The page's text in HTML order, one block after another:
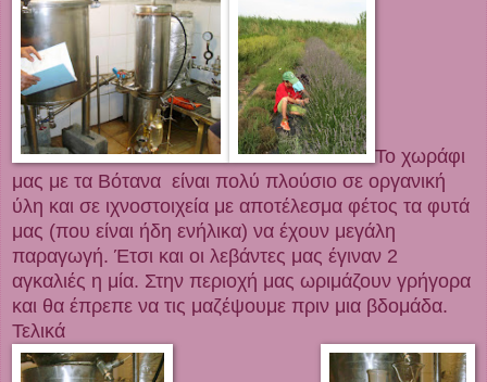
Το χωράφι
μας με τα Βότανα είναι πολύ πλούσιο σε οργανική
ύλη και σε ιχνοστοιχεία με αποτέλεσμα φέτος τα φυτά
μας (που είναι ήδη ενήλικα) να έχουν μεγάλη
παραγωγή. Έτσι και οι λεβάντες μας έγιναν 2
αγκαλιές η μία. Στην περιοχή μας ωριμάζουν γρήγορα
και θα έπρεπε να τις μαζέψουμε πριν μια βδομάδα.
Τελικά